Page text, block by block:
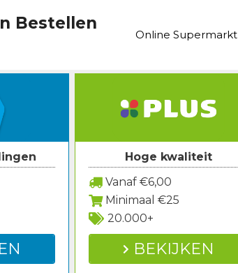
Bestellen
Online Supermarkt
Hoge kwaliteit
Vanaf €6,00
Minimaal €25
20.000+
BEKIJKEN